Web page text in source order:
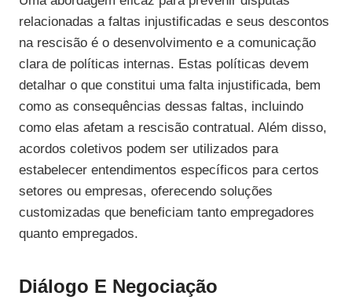
relacionadas a faltas injustificadas e seus descontos
na rescisão é o desenvolvimento e a comunicação
clara de políticas internas. Estas políticas devem
detalhar o que constitui uma falta injustificada, bem
como as consequências dessas faltas, incluindo
como elas afetam a rescisão contratual. Além disso,
acordos coletivos podem ser utilizados para
estabelecer entendimentos específicos para certos
setores ou empresas, oferecendo soluções
customizadas que beneficiam tanto empregadores
quanto empregados.
Diálogo E Negociação